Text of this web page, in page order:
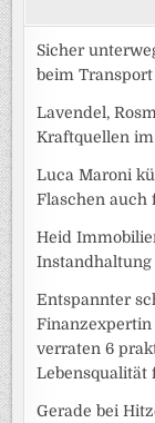
Sicher
beim
Lavendel,
Kraftquellen
Luca Maroni
Flaschen auch
Heid
Entspannter
Finanzexpertin
verraten 6
Lebensqualität
Gerade bei